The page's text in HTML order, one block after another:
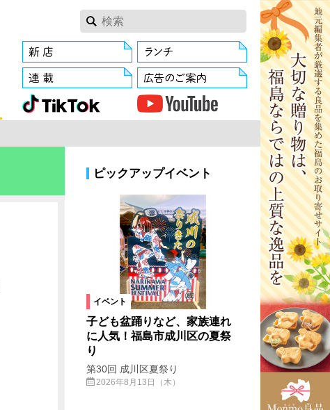
ピックアップイベント
イベント
子ども盆踊りなど、家族連れ
に人気！福島市成川区の夏祭
り
第30回 成川区夏祭り
2026年8月13日（木）